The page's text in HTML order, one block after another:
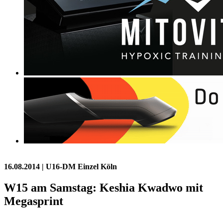
16.08.2014 | U16-DM Einzel Köln
W15 am Samstag: Keshia Kwadwo mit
Megasprint